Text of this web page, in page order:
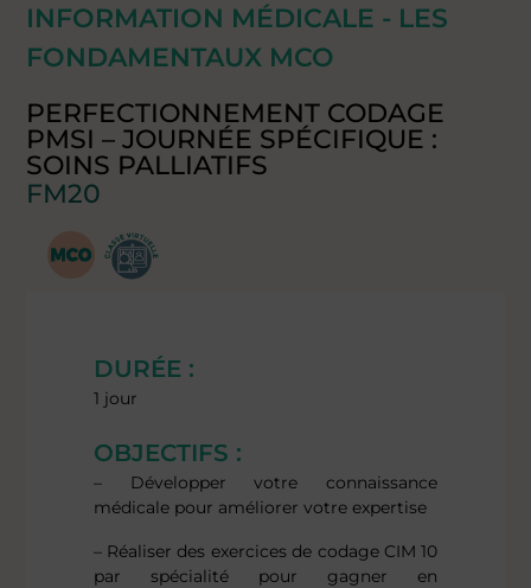
INFORMATION MÉDICALE - LES
FONDAMENTAUX MCO
PERFECTIONNEMENT CODAGE
PMSI – JOURNÉE SPÉCIFIQUE :
SOINS PALLIATIFS
FM20
DURÉE :
1 jour
OBJECTIFS :
– Développer votre connaissance
médicale pour améliorer votre expertise
– Réaliser des exercices de codage CIM 10
par spécialité pour gagner en